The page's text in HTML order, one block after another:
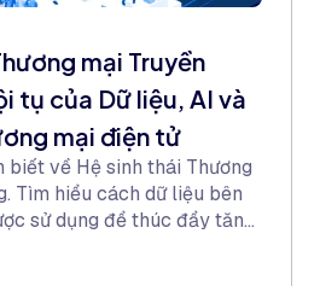
mại Truyền
tụ của Dữ liệu, AI và
mại điện tử
biết về Hệ sinh thái Thương
Tìm hiểu cách dữ liệu bên
sử dụng để thúc đẩy tăng